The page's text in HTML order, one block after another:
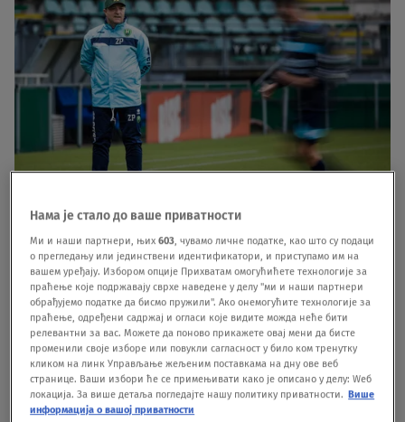
Foto: EPA/FREEK VAN DEN BERGH |Foto: EPA/FREEK VAN DEN BERGH
"Mi smo pre svega prijatelji, ovo nam je čevrti put
da sarađujemo. Znamo se u dušu. On zna ko sam
ja, ja znam ko je on. Dobro nas dvojica
funkicionišemo zajedno", ističe akter Mundijala
1998. godine u Francuskoj.Petrović nije krio
zadovoljstvo zbog pomenutog angažmana, ali nije
Нама је стало до ваше приватности
Ми и наши партнери, њих603, чувамо личне податке, као што су подаци
о прегледању или јединствени идентификатори, и приступамо им на
вашем уређају. Избором опције Прихватам омогућићете технологије за
праћење које подржавају сврхе наведене у делу "ми и наши партнери
обрађујемо податке да бисмо пружили". Ако онемогућите технологије за
праћење, одређени садржај и огласи које видите можда неће бити
релевантни за вас. Можете да поново прикажете овај мени да бисте
променили своје изборе или повукли сагласност у било ком тренутку
кликом на линк Управљање жељеним поставкама на дну ове веб
странице. Ваши избори ће се примењивати како је описано у делу: Wеб
локација. За више детаља погледајте нашу политику приватности. Више
информација о вашој приватности